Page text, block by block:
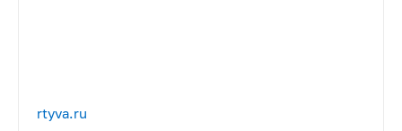
rtyva.ru